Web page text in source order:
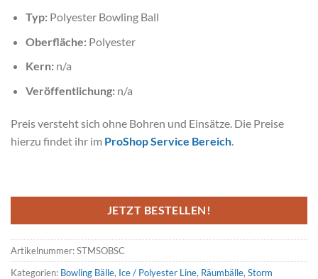
Typ:Polyester Bowling Ball
Oberfläche:Polyester
Kern:n/a
Veröffentlichung:n/a
Preis versteht sich ohne Bohren und Einsätze. Die Preise
hierzu findet ihr im ProShop Service Bereich
JETZT BESTELLEN!
Artikelnummer:STMSOBSC
Kategorien: Bowling Bälle, Ice / Polyester Line, Räumbälle, Storm